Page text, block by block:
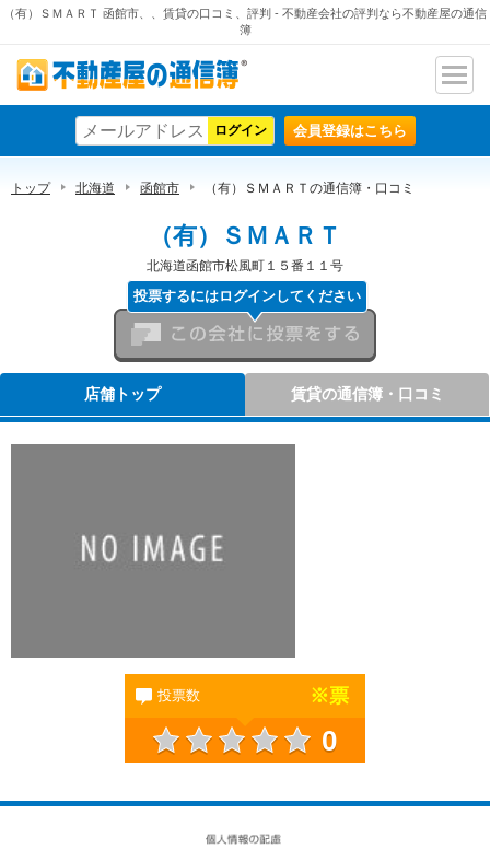
（有）ＳＭＡＲＴ 函館市、、賃貸の口コミ、評判 - 不動産会社の評判なら不動産屋の通信
簿
不動産屋の通信簿
ナビ
ン
会員登録はこちら
トップ 北海道 函館市 （有）ＳＭＡＲＴの通信簿・口コミ
（有）ＳＭＡＲＴ
北海道函館市松風町１５番１１号
この会社に投票をする
投票するにはログインしてください
店舗トップ 賃貸の通信簿・口コミ
投票数 ※票
0